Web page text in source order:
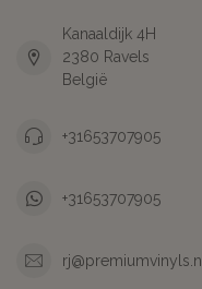
Kanaaldijk 4H
2380 Ravels
België
+31653707905
+31653707905
rj@premiumvinyls.nl